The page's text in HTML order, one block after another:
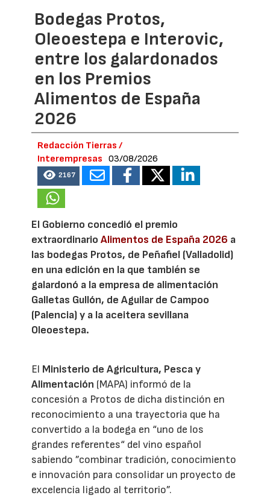
Bodegas Protos,
Oleoestepa e Interovic,
entre los galardonados
en los Premios
Alimentos de España
2026
Redacción Tierras /
Interempresas
03/08/2026
2167
El Gobierno concedió el premio
extraordinarioAlimentos de España 2026 a
las bodegas Protos, de Peñafiel (Valladolid)
en una edición en la que también se
galardonó a la empresa de alimentación
Galletas Gullón, de Aguilar de Campoo
(Palencia) y a la aceitera sevillana
Oleoestepa.
El Ministerio de Agricultura, Pesca y
Alimentación (MAPA) informó de la
concesión a Protos de dicha distinción en
reconocimiento a una trayectoria que ha
convertido a la bodega en “uno de los
grandes referentes“ del vino español
sabiendo ”combinar tradición, conocimiento
e innovación para consolidar un proyecto de
excelencia ligado al territorio”.